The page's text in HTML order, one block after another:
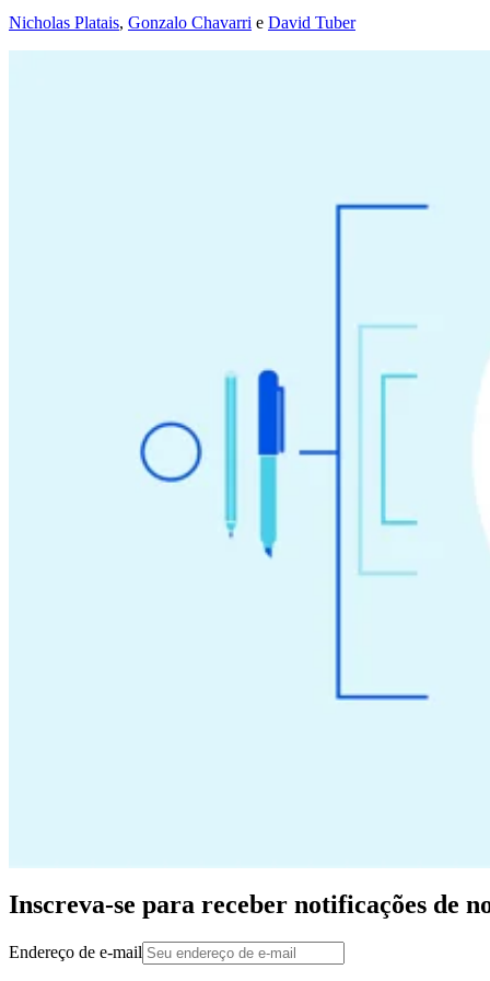
Nicholas Platais, Gonzalo Chavarri e David Tuber
Inscreva-se para receber notificações de
Endereço de e-mail